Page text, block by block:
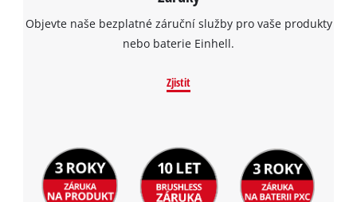
Objevte naše bezplatné záruční služby pro vaše produkty
nebo baterie Einhell.
Zjistit